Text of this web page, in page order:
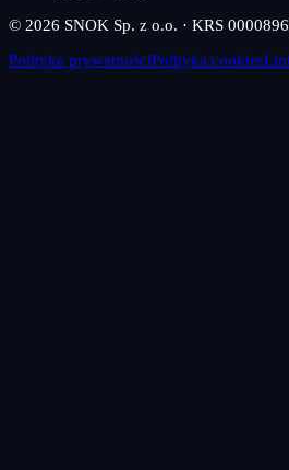
© 2026 SNOK Sp. z o.o. · KRS
Polityka prywatnościPolityka cookies